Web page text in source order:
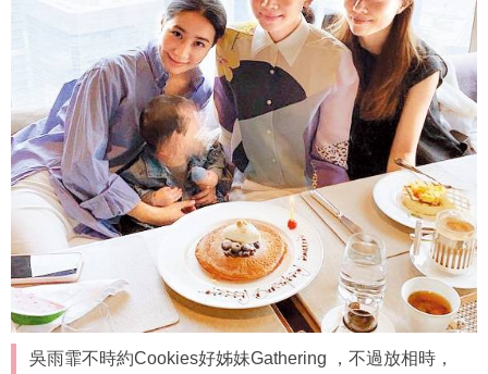
吳雨霏不時約Cookies好姊妹Gathering ，不過放相時，